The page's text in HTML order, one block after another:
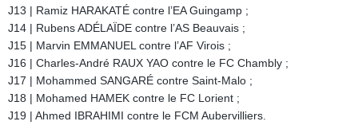
J13 | Ramiz HARAKATÉ contre l’EA Guingamp ;
J14 | Rubens ADÉLAÏDE contre l’AS Beauvais ;
J15 | Marvin EMMANUEL contre l’AF Virois ;
J16 | Charles-André RAUX YAO contre le FC Chambly ;
J17 | Mohammed SANGARÉ contre Saint-Malo ;
J18 | Mohamed HAMEK contre le FC Lorient ;
J19 | Ahmed IBRAHIMI contre le FCM Aubervilliers.